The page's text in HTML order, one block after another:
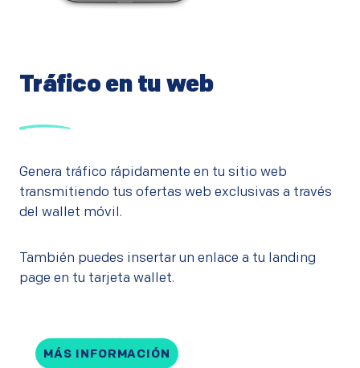
Tráfico en tu web
Genera tráfico rápidamente en tu sitio web
transmitiendo tus ofertas web exclusivas a través
del wallet móvil.
También puedes insertar un enlace a tu landing
page en tu tarjeta wallet.
MÁS INFORMACIÓN